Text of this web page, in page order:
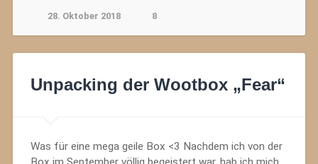
28. Oktober 2018 8
Unpacking der Wootbox „Fear“
Was für eine mega geile Box <3 Nachdem ich von der